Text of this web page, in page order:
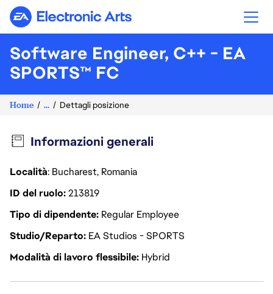
Electronic Arts
Software Engineer, C++ - EA
SPORTS™ FC
Home ... Dettagli posizione
Informazioni generali
Località: Bucharest, Romania
ID del ruolo213819
Tipo di dipendente Regular Employee
Studio/Reparto EA Studios - SPORTS
Modalità di lavoro flessibile Hybrid